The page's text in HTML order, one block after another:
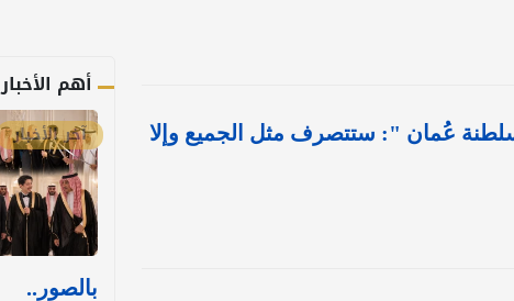
عُمان ": ستتصرف مثل الجميع وإلا
أهم الأخبار
آخر الأخبار
بالصور..